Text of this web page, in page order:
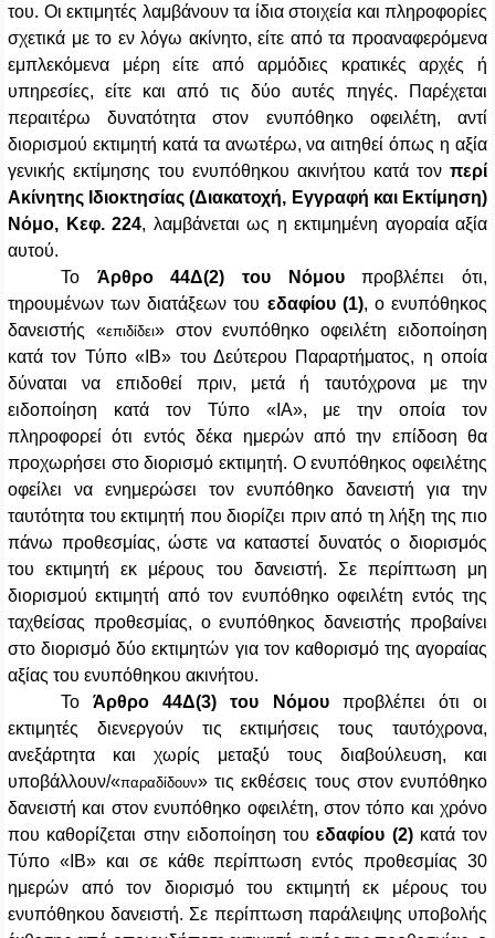
του. Οι εκτιμητές λαμβάνουν τα ίδια στοιχεία και πληροφορίες
σχετικά με το εν λόγω ακίνητο, είτε από τα προαναφερόμενα
εμπλεκόμενα μέρη είτε από αρμόδιες κρατικές αρχές ή
υπηρεσίες, είτε και από τις δύο αυτές πηγές. Παρέχεται
περαιτέρω δυνατότητα στον ενυπόθηκο οφειλέτη, αντί
διορισμού εκτιμητή κατά τα ανωτέρω, να αιτηθεί όπως η αξία
γενικής εκτίμησης του ενυπόθηκου ακινήτου κατά τον περί
Ακίνητης Ιδιοκτησίας (Διακατοχή, Εγγραφή και Εκτίμηση)
Νόμο, Κεφ. 224, λαμβάνεται ως η εκτιμημένη αγοραία αξία
αυτού.
Το Άρθρο 44Δ(2) του Νόμουπροβλέπει ότι,
τηρουμένων των διατάξεων του εδαφίου (1), ο ενυπόθηκος
δανειστής «επιδίδει» στον ενυπόθηκο οφειλέτη ειδοποίηση
κατά τον Τύπο «ΙΒ» του Δεύτερου Παραρτήματος, η οποία
δύναται να επιδοθεί πριν, μετά ή ταυτόχρονα με την
ειδοποίηση κατά τον Τύπο «ΙΑ», με την οποία τον
πληροφορεί ότι εντός δέκα ημερών από την επίδοση θα
προχωρήσει στο διορισμό εκτιμητή. Ο ενυπόθηκος οφειλέτης
οφείλει να ενημερώσει τον ενυπόθηκο δανειστή για την
ταυτότητα του εκτιμητή που διορίζει πριν από τη λήξη της πιο
πάνω προθεσμίας, ώστε να καταστεί δυνατός ο διορισμός
του εκτιμητή εκ μέρους του δανειστή. Σε περίπτωση μη
διορισμού εκτιμητή από τον ενυπόθηκο οφειλέτη εντός της
ταχθείσας προθεσμίας, ο ενυπόθηκος δανειστής προβαίνει
στο διορισμό δύο εκτιμητών για τον καθορισμό της αγοραίας
αξίας του ενυπόθηκου ακινήτου.
ΤοΆρθρο 44Δ(3) του Νόμουπροβλέπει ότι οι
εκτιμητές διενεργούν τις εκτιμήσεις τους ταυτόχρονα,
ανεξάρτητα και χωρίς μεταξύ τους διαβούλευση, και
υποβάλλουν/«παραδίδουν» τις εκθέσεις τους στον ενυπόθηκο
δανειστή και στον ενυπόθηκο οφειλέτη, στον τόπο και χρόνο
που καθορίζεται στην ειδοποίηση τουεδαφίου (2)κατά τον
Τύπο «ΙΒ» και σε κάθε περίπτωση εντός προθεσμίας 30
ημερών από τον διορισμό του εκτιμητή εκ μέρους του
ενυπόθηκου δανειστή. Σε περίπτωση παράλειψης υποβολής